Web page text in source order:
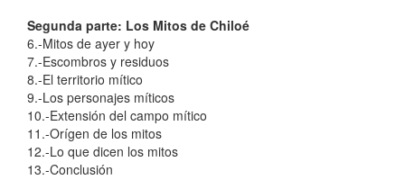
Segunda parte: Los Mitos de Chiloé
6.-Mitos de ayer y hoy
7.-Escombros y residuos
8.-El territorio mítico
9.-Los personajes míticos
10.-Extensión del campo mítico
11.-Orígen de los mitos
12.-Lo que dicen los mitos
13.-Conclusión